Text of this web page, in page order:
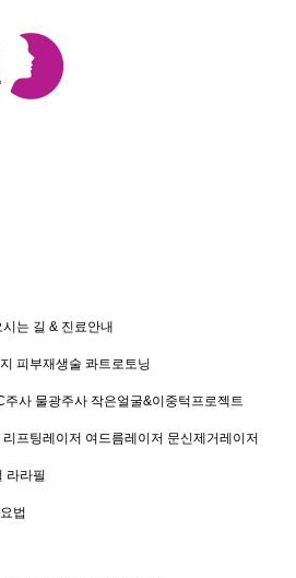
시는 길 & 진료안내
피부재생술 콰트로토닝
주사 물광주사 작은얼굴&이중턱프로젝트
리프팅레이저 여드름레이저 문신제거레이저
라라필
법